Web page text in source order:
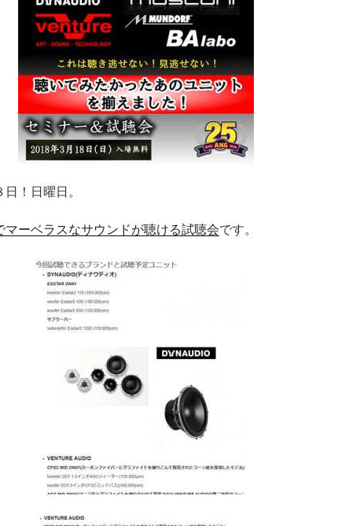
！日曜日。
マーベラスなサウンドが聴ける試聴会です。